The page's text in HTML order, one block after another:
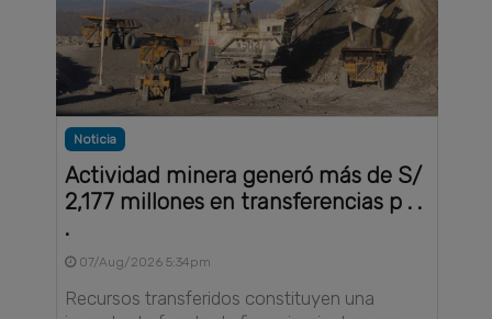
Noticia
Actividad minera generó más de S/
2,177 millones en transferencias p . .
.
07/Aug/2026 5:34pm
Recursos transferidos constituyen una